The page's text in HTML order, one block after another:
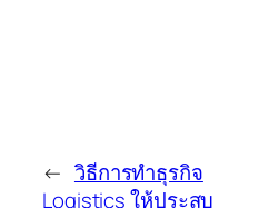
← วิธีการทำธุรกิจ
Logistics ให้ประสบ